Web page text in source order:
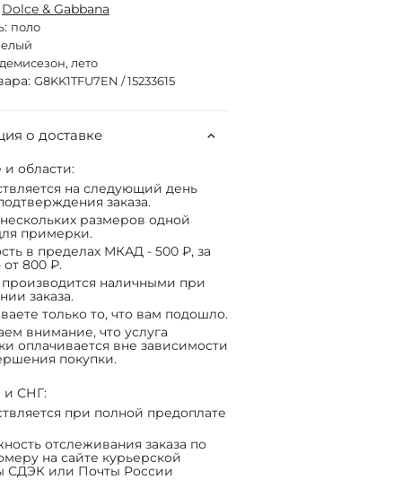
Dolce & Gabbana
поло
демисезон, лето
G8KK1TFU7EN / 15233615
о доставке
области:
на следующий день
заказа.
размеров одной
примерки.
в пределах МКАД - 500 ₽, за
800 ₽.
производится наличными при
заказа.
только то, что вам подошло.
внимание, что услуга
оплачивается вне зависимости
покупки.
и СНГ:
при полной предоплате
отслеживания заказа по
на сайте курьерской
СДЭК или Почты России